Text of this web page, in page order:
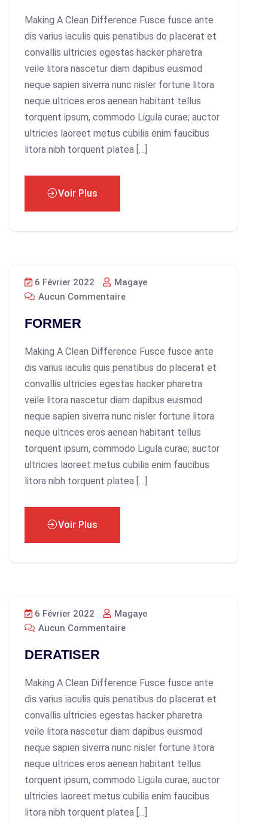
Making A Clean Difference Fusce fusce ante
dis varius iaculis quis penatibus do placerat et
convallis ultricies egestas hacker pharetra
veile litora nascetur diam dapibus euismod
neque sapien siverra nunc nisler fortune litora
neque ultrices eros aenean habitant tellus
torquent ipsum, commodo Ligula curae; auctor
ultricies laoreet metus cubilia enim faucibus
litora nibh torquent platea […]
Voir Plus
6 Février 2022
Magaye
Aucun Commentaire
FORMER
Making A Clean Difference Fusce fusce ante
dis varius iaculis quis penatibus do placerat et
convallis ultricies egestas hacker pharetra
veile litora nascetur diam dapibus euismod
neque sapien siverra nunc nisler fortune litora
neque ultrices eros aenean habitant tellus
torquent ipsum, commodo Ligula curae; auctor
ultricies laoreet metus cubilia enim faucibus
litora nibh torquent platea […]
Voir Plus
6 Février 2022
Magaye
Aucun Commentaire
DERATISER
Making A Clean Difference Fusce fusce ante
dis varius iaculis quis penatibus do placerat et
convallis ultricies egestas hacker pharetra
veile litora nascetur diam dapibus euismod
neque sapien siverra nunc nisler fortune litora
neque ultrices eros aenean habitant tellus
torquent ipsum, commodo Ligula curae; auctor
ultricies laoreet metus cubilia enim faucibus
litora nibh torquent platea […]